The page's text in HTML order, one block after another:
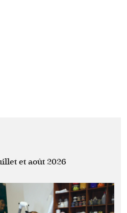
et août 2026